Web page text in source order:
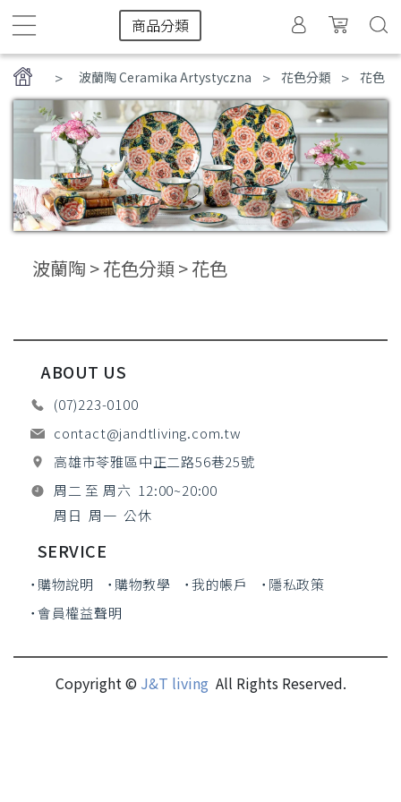
波蘭陶 Ceramika Artystyczna > 花色分類 > 花色
商品分類
波蘭陶 > 花色分類 > 花色
ABOUT US
(07)223-0100
contact@jandtliving.com.tw
高雄市苓雅區中正二路56巷25號
周二 至 周六 12:00~20:00
周日 周一 公休
SERVICE
˙購物說明 ˙購物教學 ˙我的帳戶
˙隱私政策
˙會員權益聲明
Copyright © J&T living All Rights Reserved.